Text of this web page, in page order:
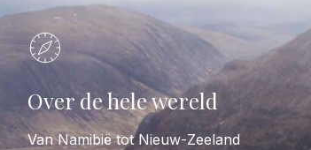
Over de hele wereld
Van Namibië tot Nieuw-Zeeland